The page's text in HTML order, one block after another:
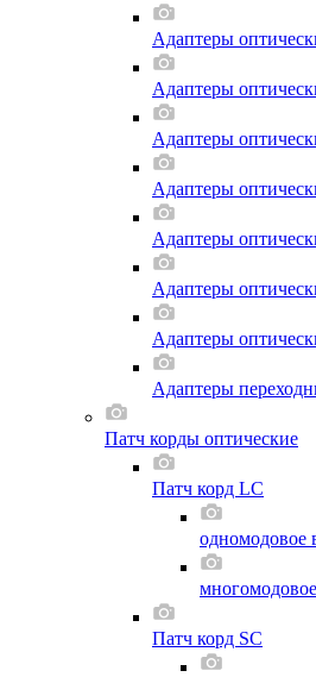
Адаптеры
Адаптеры
Адаптеры
Адаптеры
Адаптеры
Адаптеры
Адаптеры
Адаптеры
Патч корды оптические
Патч корд LC
одномодовое
Патч корд SC